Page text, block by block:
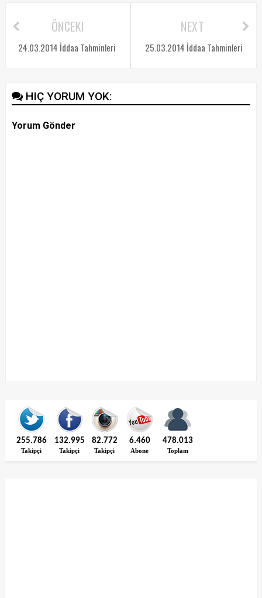
NEXT
25.03.2014 İddaa Tahminleri
ÖNCEKI
24.03.2014 İddaa Tahminleri
HIÇ YORUM YOK:
Yorum Gönder
255.786
Takipçi
132.995
Takipçi
82.772
Takipçi
6.460
Abone
478.013
Toplam